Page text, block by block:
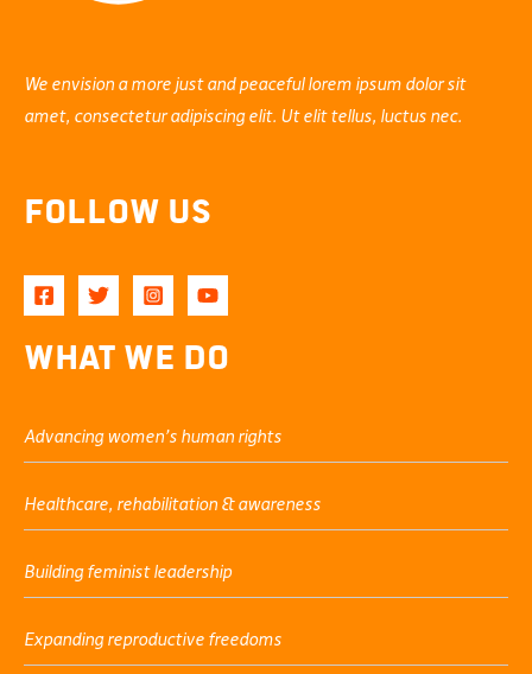
We envision a more just and peaceful lorem ipsum dolor sit
amet, consectetur adipiscing elit. Ut elit tellus, luctus nec.
Follow Us
What We Do
Advancing women’s human rights
Healthcare, rehabilitation & awareness
Building feminist leadership
Expanding reproductive freedoms